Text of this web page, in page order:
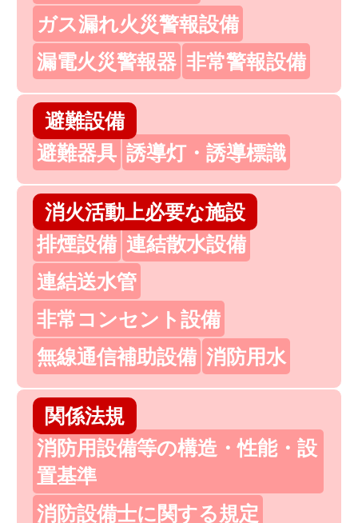
ガス漏れ火災警報設備
漏電火災警報器 非常警報設備
避難設備
避難器具 誘導灯・誘導標識
消火活動上必要な施設
排煙設備 連結散水設備
連結送水管
非常コンセント設備
無線通信補助設備 消防用水
関係法規
消防用設備等の構造・性能・設
置基準
消防設備士に関する規定